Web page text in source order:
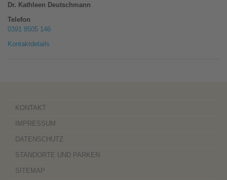
Dr. Kathleen Deutschmann
Telefon
0391 8505 146
Kontaktdetails
KONTAKT
IMPRESSUM
DATENSCHUTZ
STANDORTE UND PARKEN
SITEMAP